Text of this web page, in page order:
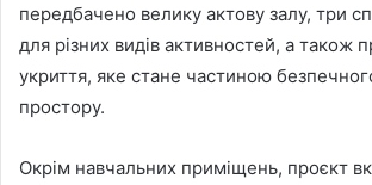
передбачено велику актову залу, три
для різних видів активностей, а також
укриття, яке стане частиною
простору.
Окрім навчальних приміщень, проєкт